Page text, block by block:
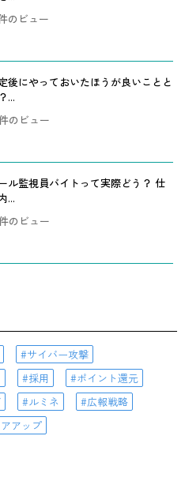
のビュー
後にやっておいたほうが良いことと
...
のビュー
ル監視員バイトって実際どう？ 仕
...
のビュー
サイバー攻撃
採用
ポイント還元
ルミネ
広報戦略
アップ